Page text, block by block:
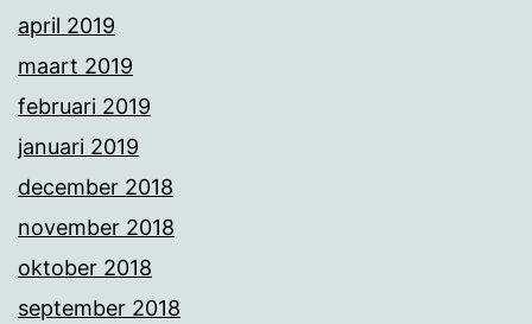
april 2019
maart 2019
februari 2019
januari 2019
december 2018
november 2018
oktober 2018
september 2018